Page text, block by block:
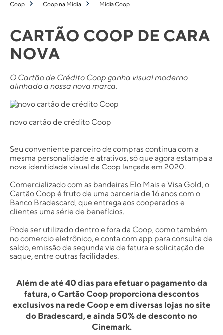
Coop Coop na Midia Mídia Coop
CARTÃO COOP DE CARA
NOVA
O Cartão de Crédito Coop ganha visual moderno
alinhado à nossa nova marca.
novo cartão de crédito Coop
Seu conveniente parceiro de compras continua com a
mesma personalidade e atrativos, só que agora estampa a
nova identidade visual da Coop lançada em 2020.
Comercializado com as bandeiras Elo Mais e Visa Gold, o
Cartão Coop é fruto de uma parceria de 16 anos com o
Banco Bradescard, que entrega aos cooperados e
clientes uma série de benefícios.
Pode ser utilizado dentro e fora da Coop, como também
no comercio eletrônico, e conta com app para consulta de
saldo, emissão de segunda via de fatura e solicitação de
saque, entre outras facilidades.
Além de até 40 dias para efetuar o pagamento da
fatura, o Cartão Coop proporciona descontos
exclusivos na rede Coop e em diversas lojas no site
do Bradescard, e ainda 50% de desconto no
Cinemark.